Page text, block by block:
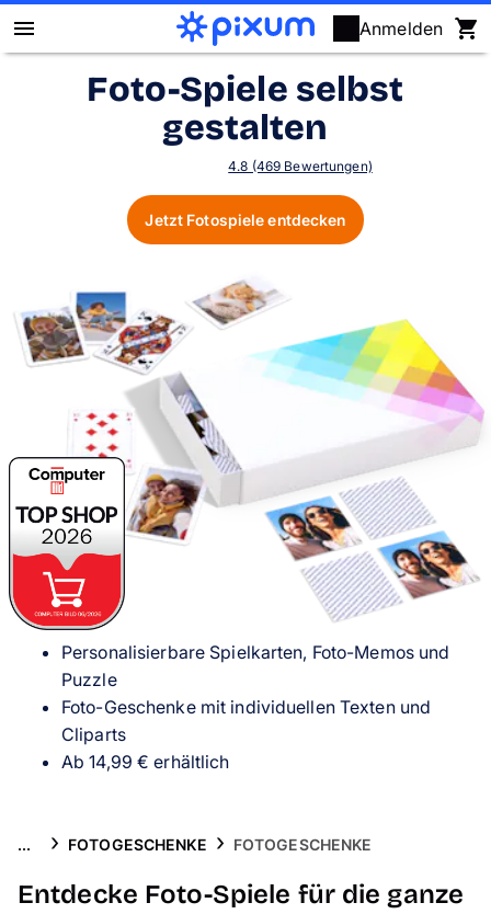
Anmelden
Pixum Fotobuch
Fotogeschenke
Grußkarten
Handyhüllen
Anlässe
Service
Reisekollektion
Foto-Spiele selbst
gestalten
4.8 (469 Bewertungen)
Personalisierbare Spielkarten, Foto-Memos und
Puzzle
Foto-Geschenke mit individuellen Texten und
Cliparts
Ab 14,99 € erhältlich
Jetzt Fotospiele entdecken
... FOTOGESCHENKE FOTOGESCHENKE
Entdecke Foto-Spiele für die ganze